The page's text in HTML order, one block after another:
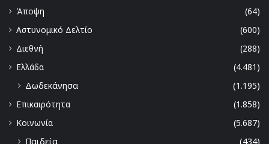
Άποψη
(64)
Αστυνομικό Δελτίο
(600)
Διεθνή
(288)
Ελλάδα
(4.481)
Δωδεκάνησα
(1.195)
Επικαιρότητα
(1.858)
Κοινωνία
(5.687)
Παιδεία
(434)